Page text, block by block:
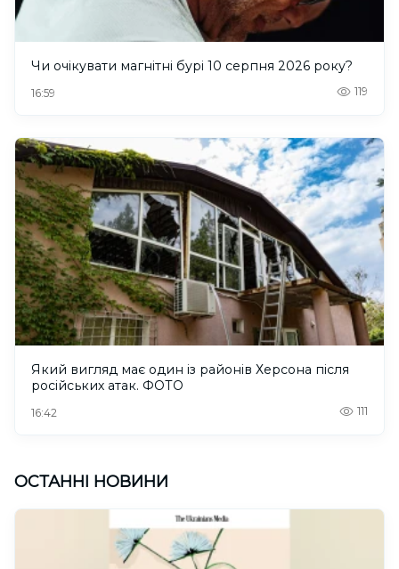
Чи очікувати магнітні бурі 10 серпня 2026 року?
16:59 119
Який вигляд має один із районів Херсона після
російських атак. ФОТО
16:42 111
ОСТАННІ НОВИНИ